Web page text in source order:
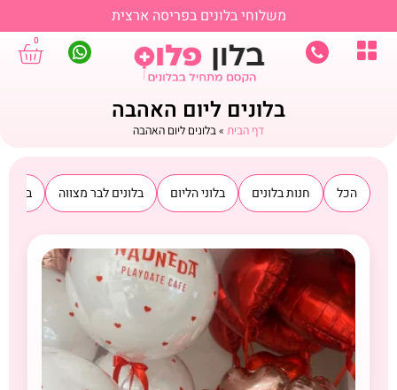
משלוחי בלונים בפריסה ארצית
0
בלונים ליום האהבה
דף הבית »בלונים ליום האהבה
הכל חנות בלונים בלוני הליום בלונים לבר מצווה